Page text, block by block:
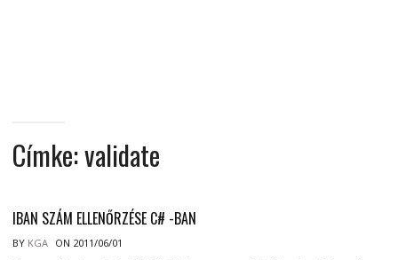
Címke:validate
IBAN SZÁM ELLENŐRZÉSE C# -BAN
BY KGA ON 2011/06/01